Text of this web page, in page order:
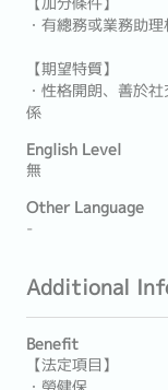
・有總務或業務助
【期望特質】
・性格開朗、善於
係
English Level
無
Other Language
-
Additional
Benefit
【法定項目】